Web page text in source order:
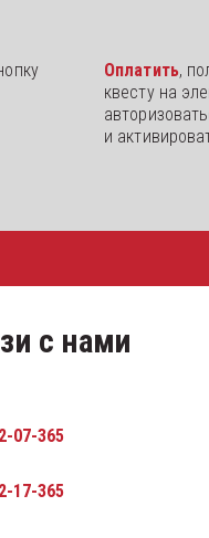
Оплатить,
квесту на
и
с нами
07-365
17-365